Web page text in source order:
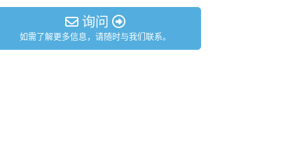
询问
如需了解更多信息，请随时与我们联系。